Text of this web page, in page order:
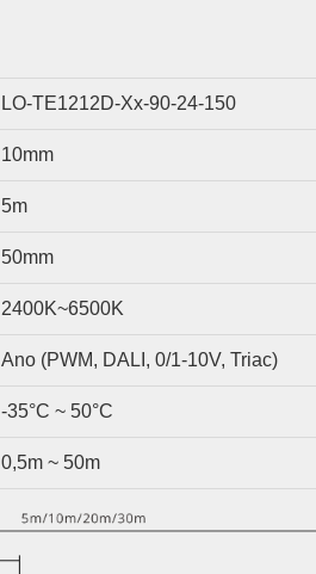
LO-TE1212D-Xx-90-24-150
10Mm
5m
50Mm
2400K~6500K
Ano (PWM, DALI, 0/1-10V, Triac)
-35°C ~ 50°C
0,5m ~ 50m